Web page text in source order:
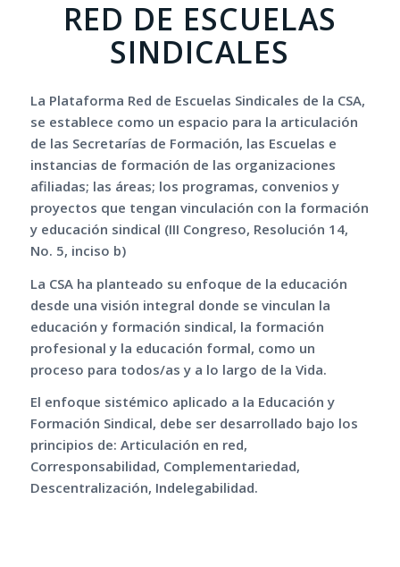
RED DE ESCUELAS
SINDICALES
La Plataforma Red de Escuelas Sindicales de la CSA,
se establece como un espacio para la articulación
de las Secretarías de Formación, las Escuelas e
instancias de formación de las organizaciones
afiliadas; las áreas; los programas, convenios y
proyectos que tengan vinculación con la formación
y educación sindical (III Congreso, Resolución 14,
No. 5, inciso b)
La CSA ha planteado su enfoque de la educación
desde una visión integral donde se vinculan la
educación y formación sindical, la formación
profesional y la educación formal, como un
proceso para todos/as y a lo largo de la Vida.
El enfoque sistémico aplicado a la Educación y
Formación Sindical, debe ser desarrollado bajo los
principios de: Articulación en red,
Corresponsabilidad, Complementariedad,
Descentralización, Indelegabilidad.